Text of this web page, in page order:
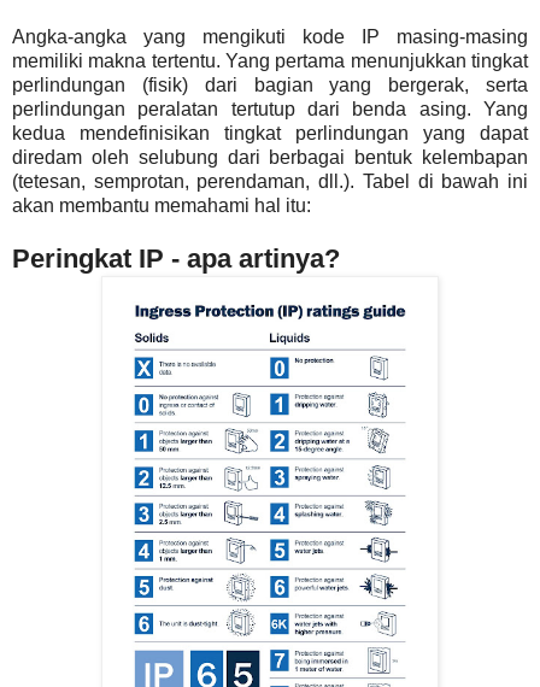
Angka-angka yang mengikuti kode IP masing-masing
memiliki makna tertentu. Yang pertama menunjukkan tingkat
perlindungan (fisik) dari bagian yang bergerak, serta
perlindungan peralatan tertutup dari benda asing. Yang
kedua mendefinisikan tingkat perlindungan yang dapat
diredam oleh selubung dari berbagai bentuk kelembapan
(tetesan, semprotan, perendaman, dll.). Tabel di bawah ini
akan membantu memahami hal itu:
Peringkat IP - apa artinya?